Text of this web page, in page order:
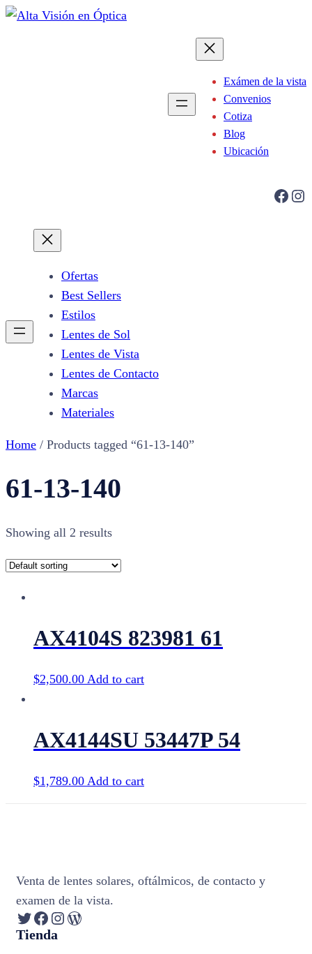
Saltar
Exámen de la vista
Convenios
Cotiza
Blog
Ubicación
Facebook Instagram
Ofertas
Best Sellers
Estilos
Lentes de Sol
Lentes de Vista
Lentes de Contacto
Marcas
Materiales
Home / Products tagged “61-13-140”
61-13-140
Showing all 2 results
AX4104S 823981 61
$2,500.00 Add to cart
AX4144SU 53447P 54
$1,789.00 Add to cart
Venta de lentes solares, oftálmicos, de contacto y
examen de la vista.
Twitter Facebook Instagram WordPress
Tienda